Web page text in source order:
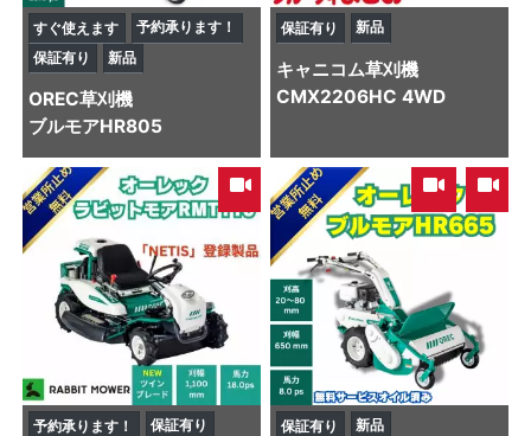
すぐ使えます
予約承ります！
保証有り
新品
OREC草刈機
ブルモアHR805
保証有り 新品
キャニコム草刈機
CMX2206HC 4WD
予約承ります！
保証有り
,
保証有り 新品